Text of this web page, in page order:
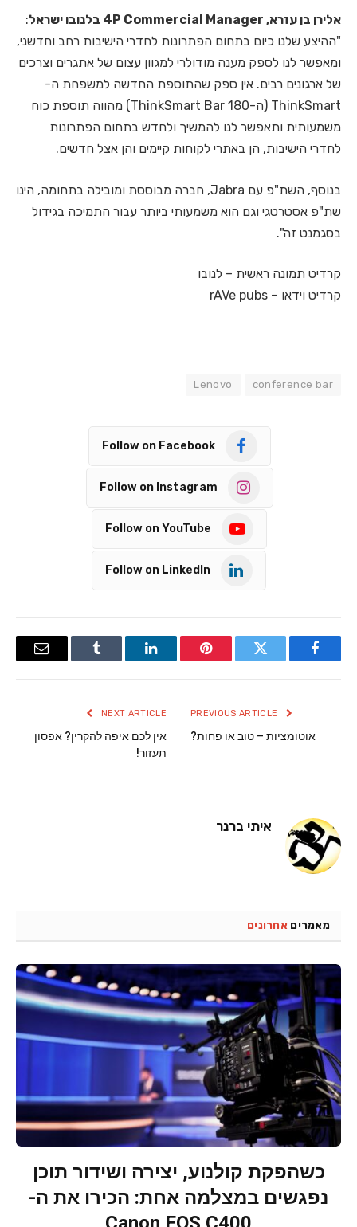
אלירן בן עזרא, 4P Commercial Manager בלנובו ישראל
:
"ההיצע שלנו כיום בתחום הפתרונות לחדרי הישיבות רחב וחדשני,
ומאפשר לנו לספק מענה מודולרי למגוון עצום של אתגרים וצרכים
של ארגונים רבים. אין ספק שהתוספת החדשה למשפחת ה-
ThinkSmart
(ה-ThinkSmart Bar 180) מהווה תוספת כוח
משמעותית ותאפשר לנו להמשיך ולחדש בתחום הפתרונות
לחדרי הישיבות, הן באתרי לקוחות קיימים והן אצל חדשים.
בנוסף,
השת"פ עם Jabra, חברה מבוססת ומובילה בתחומה, הינו
שת"פ אסטרטגי וגם הוא משמעותי ביותר עבור התמיכה בגידול
בסגמנט זה".
קרדיט תמונה ראשית – לנובו
קרדיט וידאו – rAVe pubs
conference bar
Lenovo
Follow on Facebook
Follow on Instagram
Follow on YouTube
Follow on LinkedIn
Facebook
Twitter
Pinterest
LinkedIn
Tumblr
Email
אוטומציות – טוב או פחות?
NEXT ARTICLE
אין לכם איפה להקרין? אפסון
תעזור!
איתי ברנר
מאמרים אחרונים
כשהפקת קולנוע, יצירה ושידור תוכן
נפגשים במצלמה אחת: הכירו את ה-